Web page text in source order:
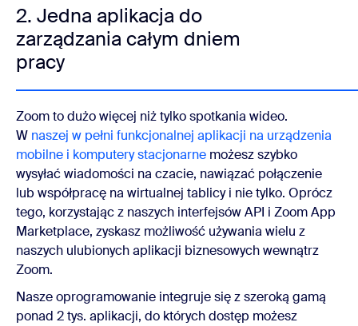
2. Jedna aplikacja do
zarządzania całym dniem
pracy
Zoom to dużo więcej niż tylko spotkania wideo.
W naszej w pełni funkcjonalnej aplikacji na urządzenia
mobilne i komputery stacjonarne możesz szybko
wysyłać wiadomości na czacie, nawiązać połączenie
lub współpracę na wirtualnej tablicy i nie tylko. Oprócz
tego, korzystając z naszych interfejsów API i Zoom App
Marketplace, zyskasz możliwość używania wielu z
naszych ulubionych aplikacji biznesowych wewnątrz
Zoom.
Nasze oprogramowanie integruje się z szeroką gamą
ponad 2 tys. aplikacji, do których dostęp możesz